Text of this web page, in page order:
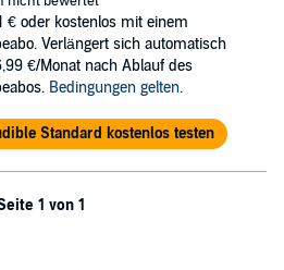
€ oder kostenlos mit einem
Verlängert sich automatisch
€/Monat nach Ablauf des
Bedingungen gelten.
Standard kostenlos testen
1 von 1